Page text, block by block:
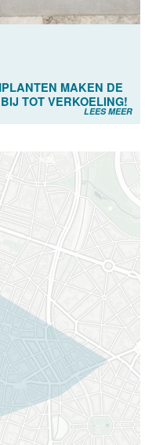
MAKEN DE
TOT VERKOELING!
LEES MEER